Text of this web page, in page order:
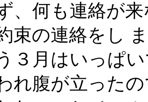
、何も連絡が
束の連絡をし
３月はいっぱ
れ腹が立った